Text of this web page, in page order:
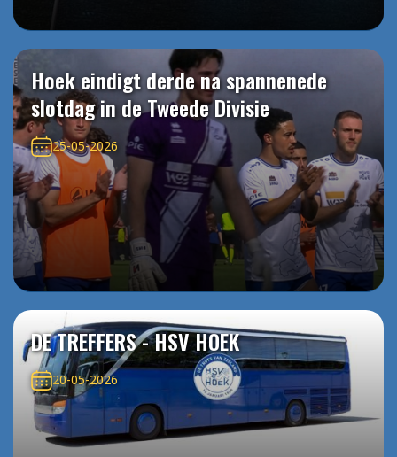
Hoek eindigt derde na spannenede
slotdag in de Tweede Divisie
25-05-2026
DE TREFFERS - HSV HOEK
20-05-2026